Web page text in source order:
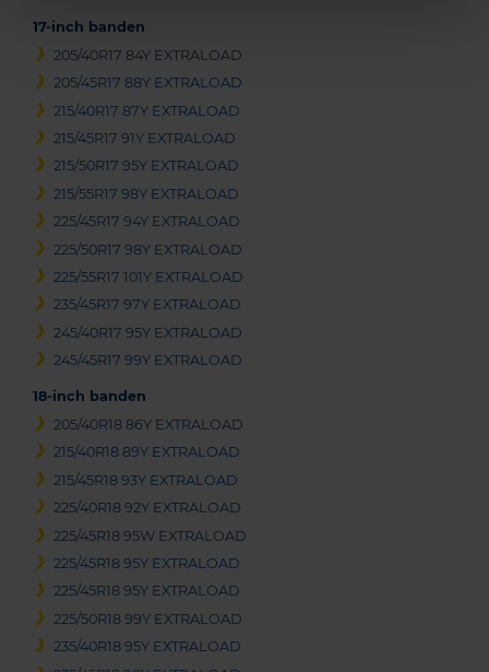
17-inch banden
205/40R17 84Y EXTRALOAD
205/45R17 88Y EXTRALOAD
215/40R17 87Y EXTRALOAD
215/45R17 91Y EXTRALOAD
215/50R17 95Y EXTRALOAD
215/55R17 98Y EXTRALOAD
225/45R17 94Y EXTRALOAD
225/50R17 98Y EXTRALOAD
225/55R17 101Y EXTRALOAD
235/45R17 97Y EXTRALOAD
245/40R17 95Y EXTRALOAD
245/45R17 99Y EXTRALOAD
18-inch banden
205/40R18 86Y EXTRALOAD
215/40R18 89Y EXTRALOAD
215/45R18 93Y EXTRALOAD
225/40R18 92Y EXTRALOAD
225/45R18 95W EXTRALOAD
225/45R18 95Y EXTRALOAD
225/45R18 95Y EXTRALOAD
225/50R18 99Y EXTRALOAD
235/40R18 95Y EXTRALOAD